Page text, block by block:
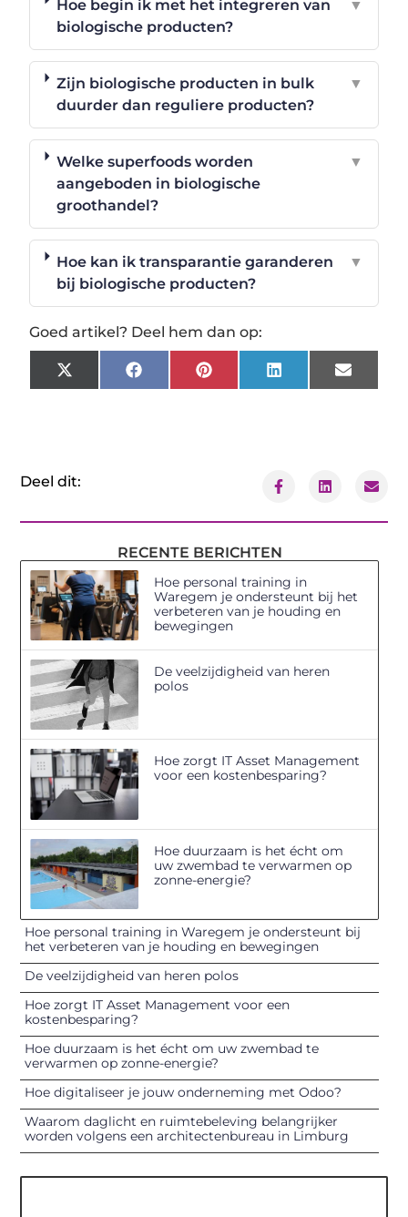
Hoe begin ik met het integreren van
biologische producten?
▼
Zijn biologische producten in bulk
duurder dan reguliere producten?
▼
Welke superfoods worden
aangeboden in biologische
groothandel?
▼
Hoe kan ik transparantie garanderen
bij biologische producten?
▼
Goed artikel? Deel hem dan op:
X
(Twitter)
FacebookPinterestLinkedInEmail
Deel dit:
RECENTE BERICHTEN
Hoe personal training in
Waregem je ondersteunt bij het
verbeteren van je houding en
bewegingen
De veelzijdigheid van heren
polos
Hoe zorgt IT Asset Management
voor een kostenbesparing?
Hoe duurzaam is het écht om
uw zwembad te verwarmen op
zonne-energie?
Hoe personal training in Waregem je ondersteunt bij
het verbeteren van je houding en bewegingen
De veelzijdigheid van heren polos
Hoe zorgt IT Asset Management voor een
kostenbesparing?
Hoe duurzaam is het écht om uw zwembad te
verwarmen op zonne-energie?
Hoe digitaliseer je jouw onderneming met Odoo?
Waarom daglicht en ruimtebeleving belangrijker
worden volgens een architectenbureau in Limburg